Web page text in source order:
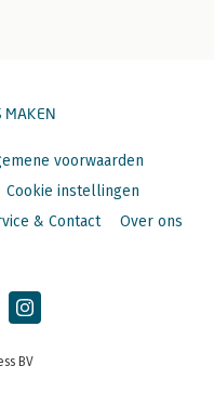
MAKEN
voorwaarden
Cookie instellingen
& Contact Over ons
BV